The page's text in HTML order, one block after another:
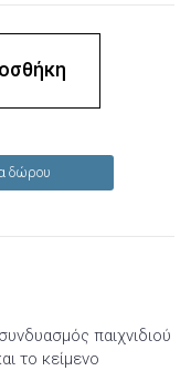
δώρου
παιχνιδιού
το κείμενο